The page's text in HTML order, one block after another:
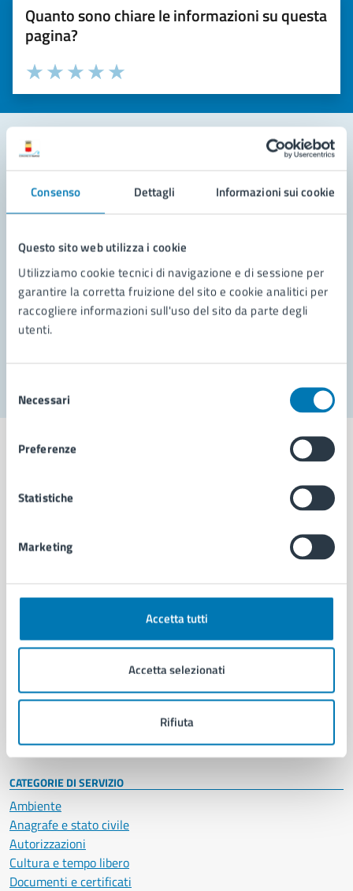
Consenso Dettagli Informazioni sui cookie
Questo sito web utilizza i cookie
Utilizziamo cookie tecnici di navigazione e di sessione per
garantire la corretta fruizione del sito e cookie analitici per
raccogliere informazioni sull'uso del sito da parte degli
utenti.
delNecessari
Preferenze
Statistiche
Marketing
Accetta tutti
Accetta selezionati
Rifiuta
Quanto sono chiare le informazioni su questa
pagina?
Valuta la chiarezza delle informazioni (da 1 a 5 stelle)
Seleziona il numero di stelle per valutare la chiarezza delle
Valuta 5 stelle su 5
Valuta 4 stelle su 5
Valuta 3 stelle su 5
Valuta 2 stelle su 5
Valuta 1 stelle su 5
Leggi le domande frequenti
Richiedi assistenza
Prenota appuntamento
Problemi in città
Comune di Napoli
AMMINISTRAZIONE
Organi di governo
Enti e fondazioni
Personale amministrativo
Intranet, posta aziendale e protocollo
CATEGORIE DI SERVIZIO
Ambiente
Anagrafe e stato civile
Autorizzazioni
Cultura e tempo libero
Documenti e certificati